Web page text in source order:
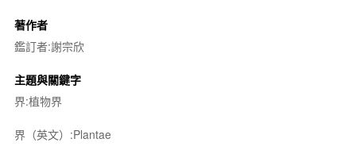
著作者
鑑訂者:謝宗欣
主題與關鍵字
界:植物界
界（英文）:Plantae